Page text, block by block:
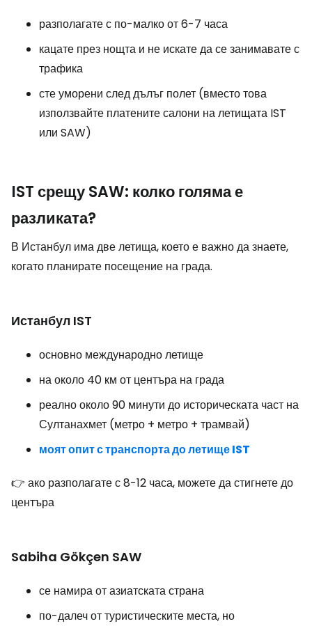
разполагате с по-малко от 6-7 часа
кацате през нощта и не искате да се занимавате с
трафика
сте уморени след дълъг полет (вместо това
използвайте платените салони на летищата IST
или SAW)
IST срещу SAW: колко голяма е
разликата?
В Истанбул има две летища, което е важно да знаете,
когато планирате посещение на града.
Истанбул IST
основно международно летище
на около 40 км от центъра на града
реално около 90 минути до историческата част на
Султанахмет (метро + метро + трамвай)
моят опит с транспорта до летище IST
👉 ако разполагате с 8-12 часа, можете да стигнете до
центъра
Sabiha Gökçen SAW
се намира от азиатската страна
по-далеч от туристическите места, но